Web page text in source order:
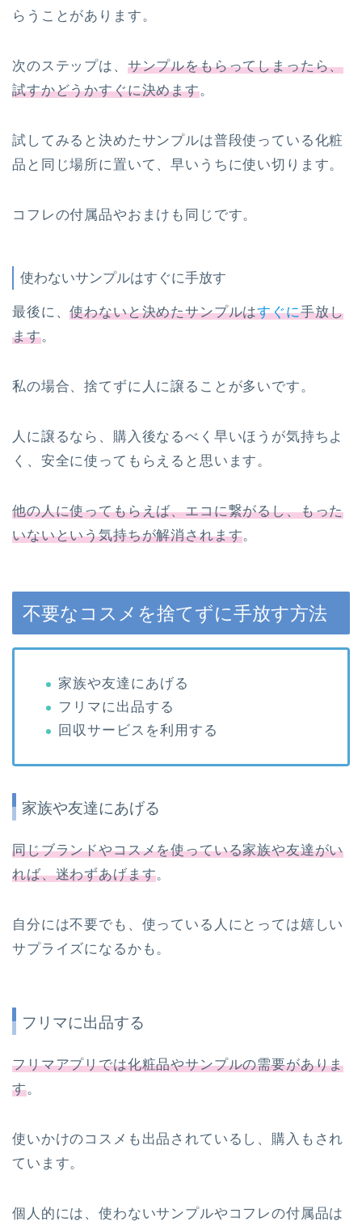
らうことがあります。
次のステップは、 サンプルをもらってしまったら、
試すかどうかすぐに決めます。
試してみると決めたサンプルは普段使っている化粧
品と同じ場所に置いて、早いうちに使い切ります。
コフレの付属品やおまけも同じです。
使わないサンプルはすぐに手放す
最後に、使わないと決めたサンプルはすぐに手放し
ます。
私の場合、捨てずに人に譲ることが多いです。
人に譲るなら、購入後なるべく早いほうが気持ちよ
く、安全に使ってもらえると思います。
他の人に使ってもらえば、エコに繋がるし、もった
いないという気持ちが解消されます。
不要なコスメを捨てずに手放す方法
家族や友達にあげる
フリマに出品する
回収サービスを利用する
家族や友達にあげる
同じブランドやコスメを使っている家族や友達がい
れば、迷わずあげます。
自分には不要でも、使っている人にとっては嬉しい
サプライズになるかも。
フリマに出品する
フリマアプリでは化粧品やサンプルの需要がありま
す。
使いかけのコスメも出品されているし、購入もされ
ています。
個人的には、使わないサンプルやコフレの付属品は